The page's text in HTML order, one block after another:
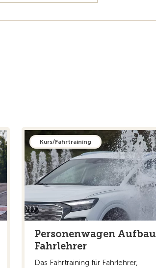
Kurs/Fahrtraining
Personenwagen Aufbau
Fahrlehrer
Das Fahrtraining für Fahrlehrer,